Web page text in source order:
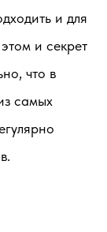
и для
и секрет
что в
самых